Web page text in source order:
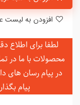
لطفا برای اطلاع
محصولات با ما در
در پیام رسان های
پیام